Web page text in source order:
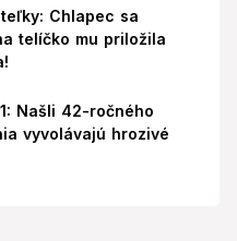
Chlapec sa
telíčko mu priložila
Našli 42-ročného
vyvolávajú hrozivé